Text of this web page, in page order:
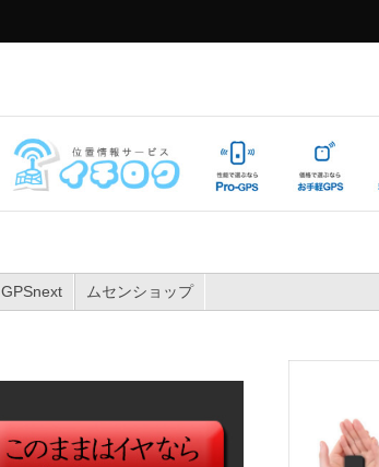
GPSnext ムセンショップ